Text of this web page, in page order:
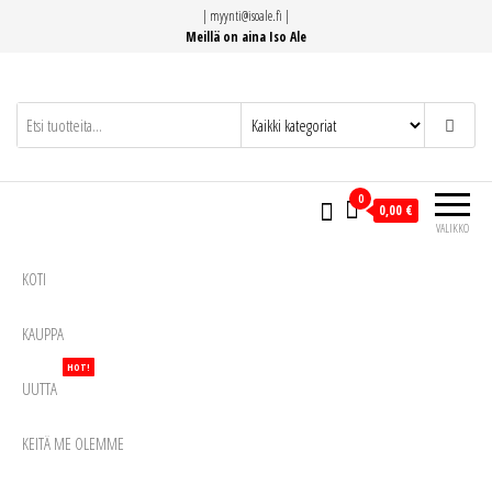
| myynti@isoale.fi |
Meillä on aina Iso Ale
VALIKKO
0
0,00 €
KOTI
KAUPPA
UUTTA
HOT!
KEITÄ ME OLEMME